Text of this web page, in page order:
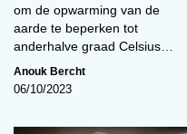
om de opwarming van de
aarde te beperken tot
anderhalve graad Celsius…
Anouk Bercht
06/10/2023